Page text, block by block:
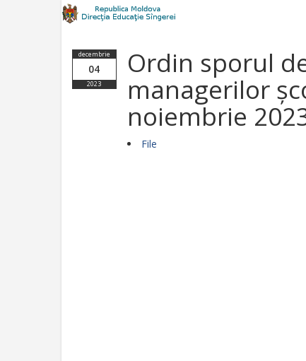
decembrie
04
2023
Ordin sporul
managerilor
noiembrie
File